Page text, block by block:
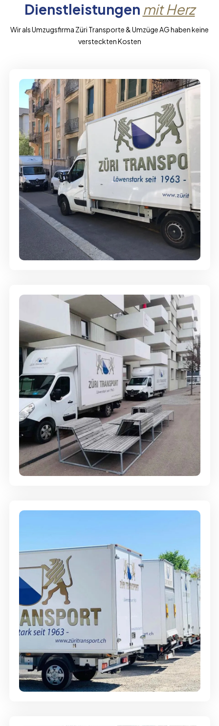
Dienstleistungen mit Herz
Wir als Umzugsfirma Züri Transporte & Umzüge AG haben keine
versteckten Kosten
Full-Service - Für Privatumzüge
Umzugsreinigung - mit
Abgabegarantie
Möbellagerung - Alles sicher
aufbewahrt